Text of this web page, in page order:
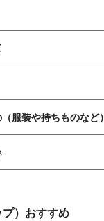
服装や持ちものなど）
）おすすめ